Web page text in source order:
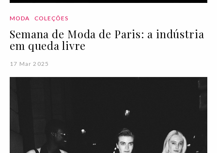
MODA COLEÇÕES
Semana de Moda de Paris: a indústria
em queda livre
17 Mar 2025